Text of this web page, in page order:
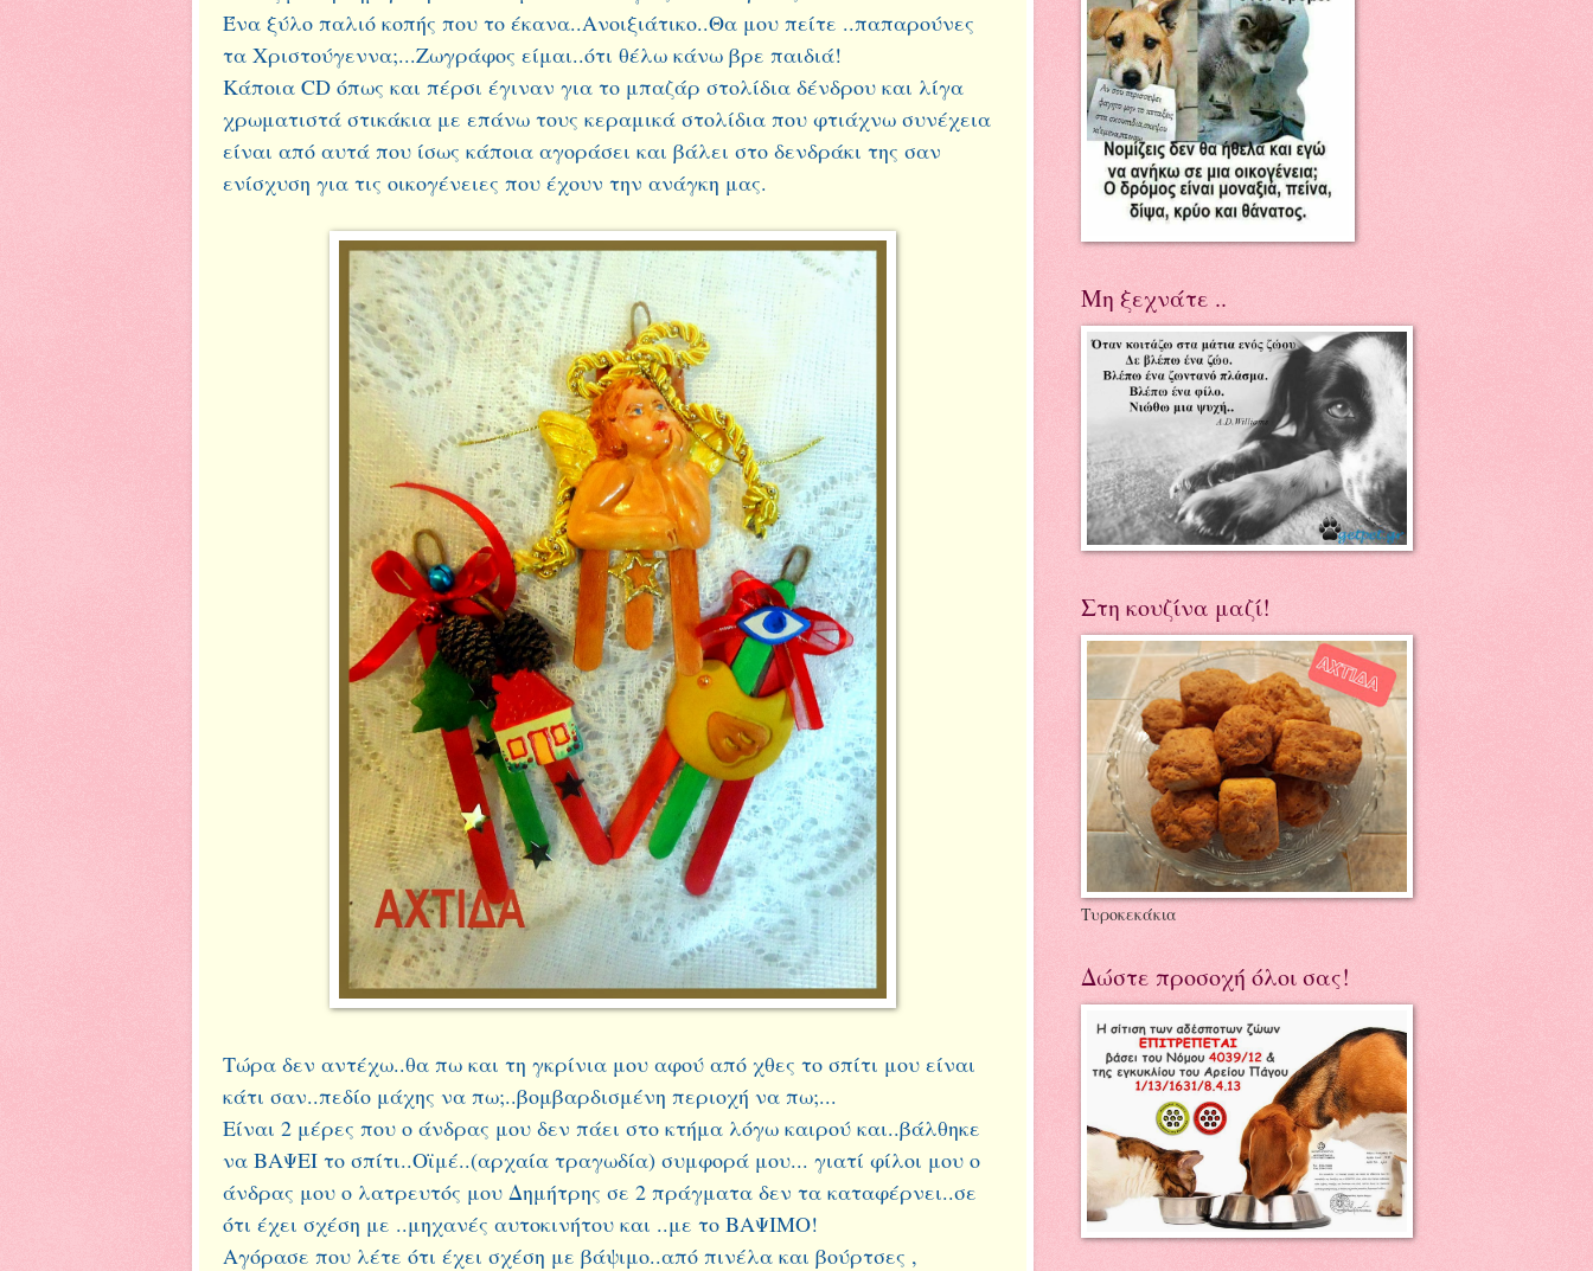
Ένα ξύλο παλιό κοπής που το έκανα..Ανοιξιάτικο..Θα μου πείτε ..παπαρούνες
τα Χριστούγεννα;...Ζωγράφος είμαι..ότι θέλω κάνω βρε παιδιά!
Κάποια CD όπως και πέρσι έγιναν για το μπαζάρ στολίδια δένδρου και λίγα
χρωματιστά στικάκια με επάνω τους κεραμικά στολίδια που φτιάχνω συνέχεια
είναι από αυτά που ίσως κάποια αγοράσει και βάλει στο δενδράκι της σαν
ενίσχυση για τις οικογένειες που έχουν την ανάγκη μας.
Τώρα δεν αντέχω..θα πω και τη γκρίνια μου αφού από χθες το σπίτι μου είναι
κάτι σαν..πεδίο μάχης να πω;..βομβαρδισμένη περιοχή να πω;...
Είναι 2 μέρες που ο άνδρας μου δεν πάει στο κτήμα λόγω καιρού και..βάλθηκε
να ΒΑΨΕΙ το σπίτι..Οϊμέ..(αρχαία τραγωδία) συμφορά μου... γιατί φίλοι μου ο
άνδρας μου ο λατρευτός μου Δημήτρης σε 2 πράγματα δεν τα καταφέρνει..σε
ότι έχει σχέση με ..μηχανές αυτοκινήτου και ..με το ΒΑΨΙΜΟ!
Αγόρασε που λέτε ότι έχει σχέση με βάψιμο..από πινέλα και βούρτσες ,
Μη ξεχνάτε ..
Στη κουζίνα μαζί!
Τυροκεκάκια
Δώστε προσοχή όλοι σας!